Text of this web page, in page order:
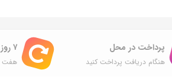
پرداخت در محل
هنگام دریافت پرداخت کنید
۷ روز ضمانت بازگشت
هفت